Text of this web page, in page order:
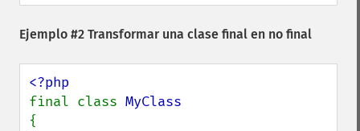
Ejemplo #2 Transformar una clase final en no final
final class
{